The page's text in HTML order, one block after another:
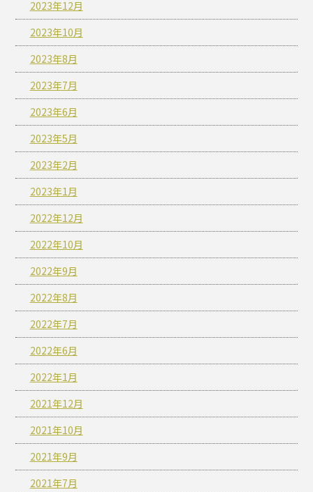
2023年12月
2023年10月
2023年8月
2023年7月
2023年6月
2023年5月
2023年2月
2023年1月
2022年12月
2022年10月
2022年9月
2022年8月
2022年7月
2022年6月
2022年1月
2021年12月
2021年10月
2021年9月
2021年7月